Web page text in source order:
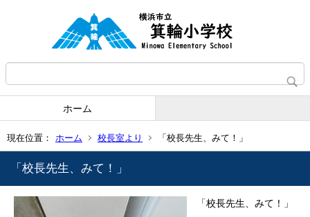
ホーム
現在位置： ホーム 校長室より 「校長先生、みて！」
「校長先生、みて！」
「校長先生、みて！」